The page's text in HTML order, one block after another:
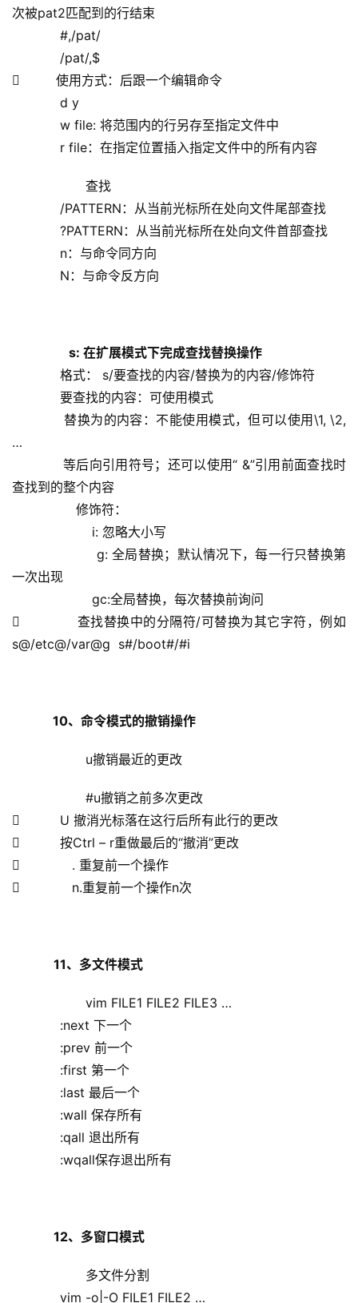
次被pat2匹配到的行结束
#,/pat/
/pat/,$
         使用方式：后跟一个编辑命令
d y
w file: 将范围内的行另存至指定文件中
r file：在指定位置插入指定文件中的所有内容
查找
/PATTERN：从当前光标所在处向文件尾部查找
?PATTERN：从当前光标所在处向文件首部查找
n：与命令同方向
N：与命令反方向
s: 在扩展模式下完成查找替换操作
格式： s/要查找的内容/替换为的内容/修饰符
要查找的内容：可使用模式
替换为的内容：不能使用模式，但可以使用\1, \2,
…
等后向引用符号；还可以使用“ &”引用前面查找时
查找到的整个内容
修饰符：
i: 忽略大小写
g: 全局替换；默认情况下，每一行只替换第
一次出现
gc:全局替换，每次替换前询问
             查找替换中的分隔符/可替换为其它字符，例如
s@/etc@/var@g  s#/boot#/#i
10、命令模式的撤销操作
u撤销最近的更改
#u撤销之前多次更改
          U 撤消光标落在这行后所有此行的更改
          按Ctrl – r重做最后的“撤消”更改
             . 重复前一个操作
             n.重复前一个操作n次
11、多文件模式
vim FILE1 FILE2 FILE3 …
:next 下一个
:prev 前一个
:first 第一个
:last 最后一个
:wall 保存所有
:qall 退出所有
:wqall保存退出所有
12、多窗口模式
多文件分割
vim -o|-O FILE1 FILE2 …